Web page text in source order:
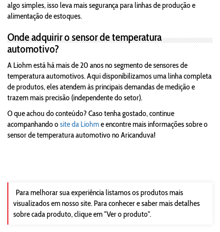
algo simples, isso leva mais segurança para linhas de produção e
alimentação de estoques.
Onde adquirir o sensor de temperatura
automotivo?
A Liohm está há mais de 20 anos no segmento de sensores de
temperatura automotivos. Aqui disponibilizamos uma linha completa
de produtos, eles atendem às principais demandas de medição e
trazem mais precisão (independente do setor).
O que achou do conteúdo? Caso tenha gostado, continue
acompanhando osite da Liohme encontre mais informações sobre o
sensor de temperatura automotivo no Aricanduva!
Para melhorar sua experiência listamos os produtos mais
visualizados em nosso site. Para conhecer e saber mais detalhes
sobre cada produto, clique em "Ver o produto".